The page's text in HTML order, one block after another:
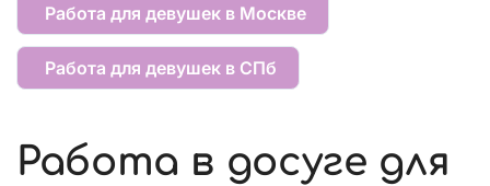
Работа для девушек в Москве
Работа для девушек в СПб
Работа в досуге для